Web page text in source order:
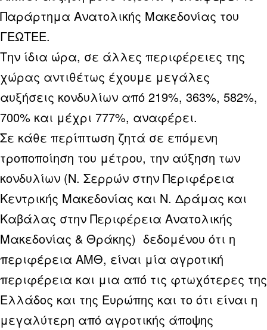
Παράρτημα Ανατολικής Μακεδονίας του
ΓΕΩΤΕΕ.
Την ίδια ώρα, σε άλλες περιφέρειες της
χώρας αντιθέτως έχουμε μεγάλες
αυξήσεις κονδυλίων από 219%, 363%, 582%,
700% και μέχρι 777%, αναφέρει.
Σε κάθε περίπτωση ζητά σε επόμενη
τροποποίηση του μέτρου, την αύξηση των
κονδυλίων (Ν. Σερρών στην Περιφέρεια
Κεντρικής Μακεδονίας και Ν. Δράμας και
Καβάλας στην Περιφέρεια Ανατολικής
Μακεδονίας & Θράκης) δεδομένου ότι η
περιφέρεια ΑΜΘ, είναι μία αγροτική
περιφέρεια και μια από τις φτωχότερες της
Ελλάδος και της Ευρώπης και το ότι είναι η
μεγαλύτερη από αγροτικής άποψης